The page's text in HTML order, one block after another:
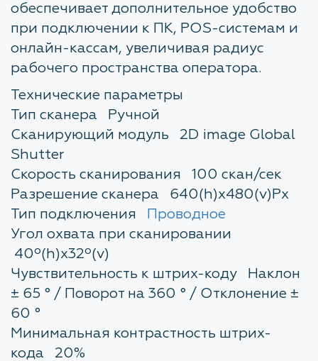
обеспечивает дополнительное удобство
при подключении к ПК, POS-системам и
онлайн-кассам, увеличивая радиус
рабочего пространства оператора.
Технические параметры
Тип сканера Ручной
Сканирующий модуль 2D image Global
Shutter
Скорость сканирования 100 скан/сек
Разрешение сканера 640(h)х480(v)Px
Тип подключения
Проводное
Угол охвата при сканировании
40º(h)x32º(v)
Чувствительность к штрих-коду Наклон
± 65 ° / Поворот на 360 ° / Отклонение ±
60 °
Минимальная контрастность штрих-
кода 20%